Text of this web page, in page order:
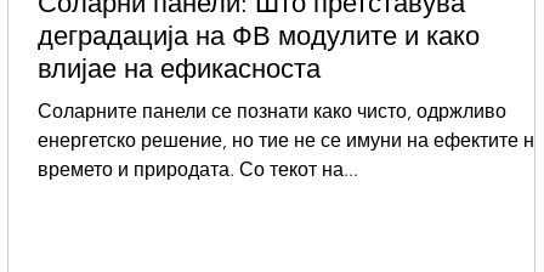
деградација на ФВ модулите и како
влијае на ефикасноста
Соларните панели се познати како чисто, одржливо
енергетско решение, но тие не се имуни на ефектите
времето и природата. Со текот на...